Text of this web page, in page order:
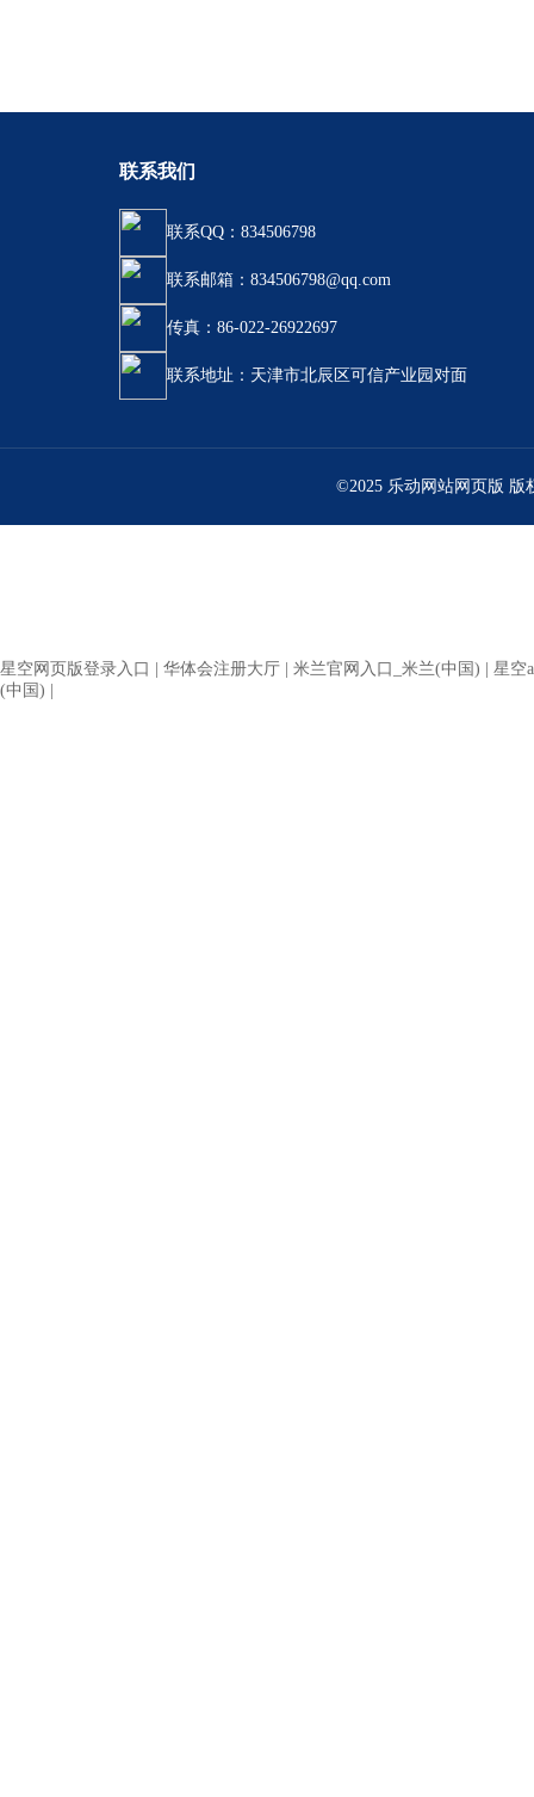
联系我们
联系QQ：834506798
联系邮箱：834506798@qq.com
传真：86-022-26922697
联系地址：天津市北辰区可信产业园对面
©2025 乐动网站网页版 版
星空网页版登录入口 华体会注册大厅 米兰官网入口_米兰(中国)
星空
(中国)